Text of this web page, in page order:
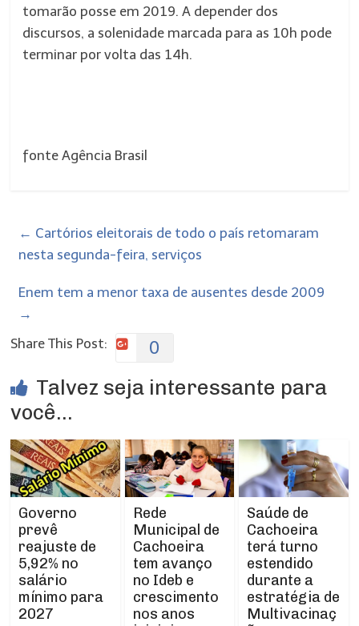
tomarão posse em 2019. A depender dos
discursos, a solenidade marcada para as 10h pode
terminar por volta das 14h.
fonte Agência Brasil
← Cartórios eleitorais de todo o país retomaram
nesta segunda-feira, serviços
Enem tem a menor taxa de ausentes desde 2009
→
Share This Post:
0
Talvez seja interessante para
você...
Governo
prevê
reajuste de
5,92% no
salário
mínimo para
2027
Rede
Municipal de
Cachoeira
tem avanço
no Ideb e
crescimento
nos anos
Saúde de
Cachoeira
terá turno
estendido
durante a
estratégia de
Multivacinaç